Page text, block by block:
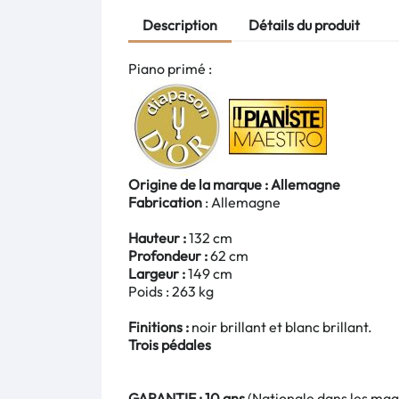
Description Détails du produit
Piano primé :
Origine de la marque : Allemagne
Fabrication : Allemagne
Hauteur :132 cm
Profondeur :62 cm
Largeur :149 cm
Poids : 263 kg
Finitions : noir brillant et blanc brillant.
Trois pédales